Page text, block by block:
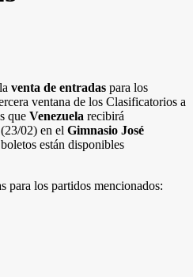
venta de entradas para los
ventana de los Clasificatorios a
que Venezuela recibirá
(23/02) en el Gimnasio José
están disponibles
para los partidos mencionados: